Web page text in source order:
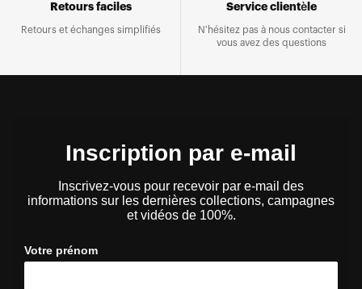
Retours faciles
Retours et échanges simplifiés
Service clientèle
N'hésitez pas à nous contacter si
vous avez des questions
Inscription par e-mail
Inscrivez-vous pour recevoir par e-mail des
informations sur les dernières collections, campagnes
et vidéos de 100%.
Votre prénom